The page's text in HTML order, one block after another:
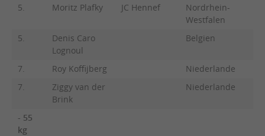
5. Moritz Plafky JC Hennef
Nordrhein-
Westfalen
5.
Denis Caro
Lognoul
Belgien
7. Roy Koffijberg
Niederlande
7.
Ziggy van der
Brink
Niederlande
- 55
kg